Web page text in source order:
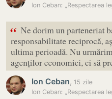
“ Ne dorim un parteneriat
responsabilitate reciprocă,
ultima perioadă. Nu
agenților economici, ci să
Ion Ceban, 15 zile